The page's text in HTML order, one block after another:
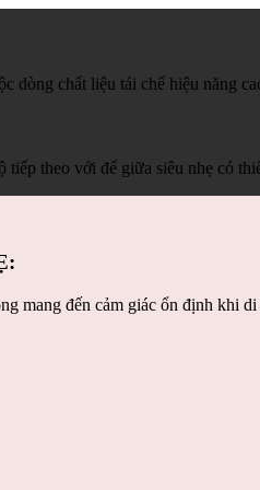
dòng chất liệu tái chế hiệu năng
theo với đế giữa siêu nhẹ có
mang đến cảm giác ổn định khi